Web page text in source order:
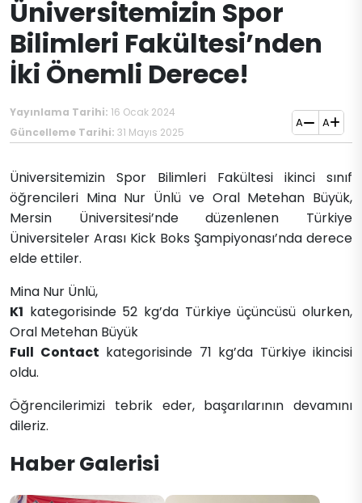
Üniversitemizin Spor
Bilimleri Fakültesi’nden
İki Önemli Derece!
Yayınlama Tarihi: 16 Ocak 2024
Güncelleme Tarihi: 31 Mayıs 2025
A A
​​Üniversitemizin Spor Bilimleri Fakültesi ikinci sınıf
öğrencileri Mina Nur Ünlü ve Oral Metehan Büyük,
Mersin Üniversitesi’nde düzenlenen Türkiye
Üniversiteler Arası Kick Boks Şampiyonası’nda derece
elde ettiler.
Mina Nur Ünlü,
K1 kategorisinde 52 kg’da Türkiye üçüncüsü olurken,
Oral Metehan Büyük
Full Contact kategorisinde 71 kg’da Türkiye ikincisi
oldu.
Öğrencilerimizi tebrik eder, başarılarının devamını
dileriz.
Haber Galerisi